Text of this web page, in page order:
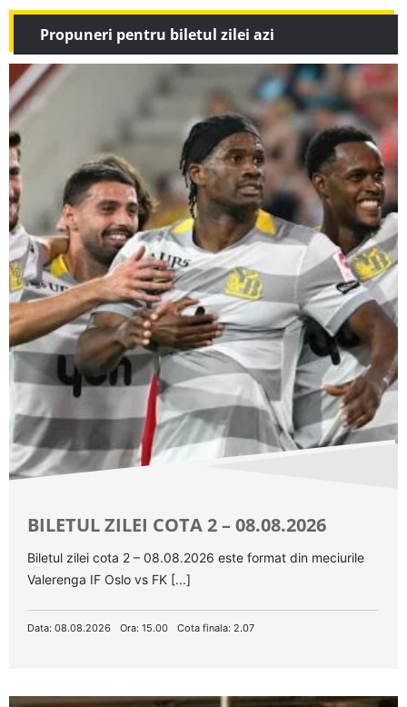
Propuneri pentru biletul zilei azi
BILETUL ZILEI COTA 2 – 08.08.2026
Biletul zilei cota 2 – 08.08.2026 este format din meciurile
Valerenga IF Oslo vs FK [...]
Data: 08.08.2026 Ora: 15.00 Cota finala: 2.07